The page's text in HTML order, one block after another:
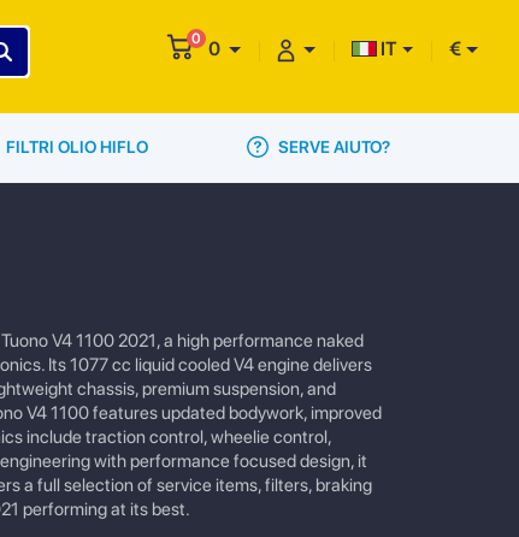
0 0 IT €
FILTRI OLIO HIFLO SERVE AIUTO?
V4 1100 2021, a high performance naked
Its 1077 cc liquid cooled V4 engine delivers
chassis, premium suspension, and
V4 1100 features updated bodywork, improved
include traction control, wheelie control,
with performance focused design, it
a full selection of service items, filters, braking
performing at its best.